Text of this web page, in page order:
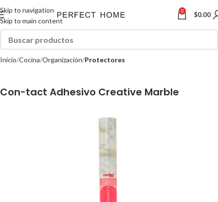
Skip to navigation
Skip to main content
0 $0.00
Inicio Cocina Organización Protectores
Con-tact Adhesivo Creative Marble